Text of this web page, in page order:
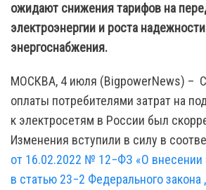
ожидают снижения тарифов на
электроэнергии и роста надежности
энергоснабжения.
МОСКВА, 4 июля (BigpowerNews) –
оплаты потребителями затрат на
к электросетям в России был
Изменения вступили в силу в
от 16.02.2022 № 12−ФЗ «О внесении
в статью 23−2 Федерального закона